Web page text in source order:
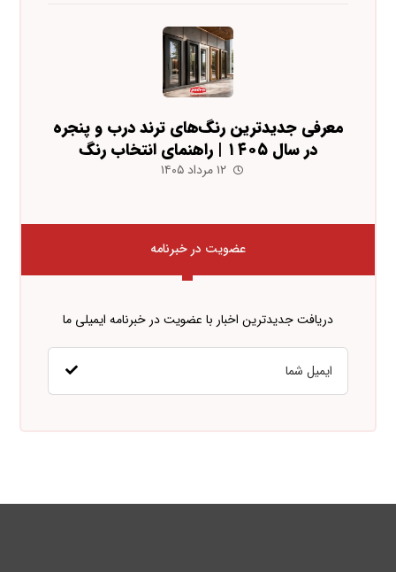
معرفی جدیدترین رنگ‌های ترند درب و پنجره
در سال ۱۴۰۵ | راهنمای انتخاب رنگ
۱۲ مرداد ۱۴۰۵
عضویت در خبرنامه
دریافت جدیدترین اخبار با عضویت در خبرنامه ایمیلی ما